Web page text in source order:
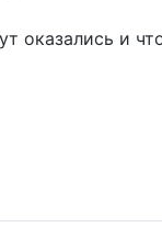
оказались и